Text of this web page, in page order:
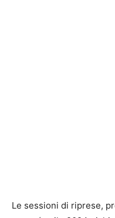
Le sessioni di riprese,